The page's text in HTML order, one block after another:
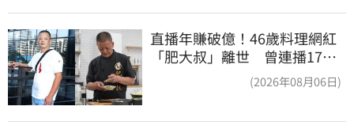
直播年賺破億！46歲料理網紅
「肥大叔」離世 曾連播17小
(2026年08月06日)